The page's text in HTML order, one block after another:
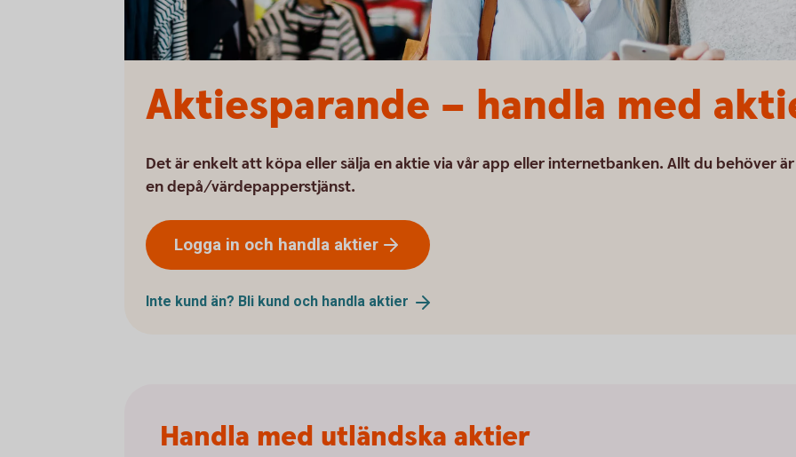
Aktiesparande – handla med
Det är enkelt att köpa eller sälja en aktie via vår app eller internetbanken. Allt du behöver är
en depå/värdepapperstjänst.
Logga in och handla aktier
Inte kund än? Bli kund och handla aktier
Handla med utländska aktier